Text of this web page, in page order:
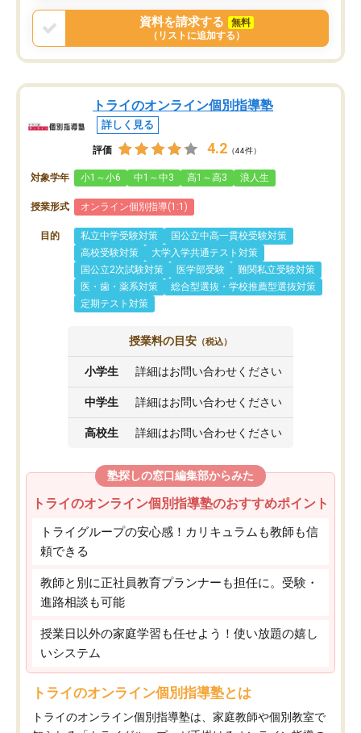
資料を請求する
無料
（リストに追加する）
トライのオンライン個別指導塾
詳しく見る
評価 4.2 （44件）
対象学年 小1～小6 中1～中3 高1～高3 浪人生
授業形式 オンライン個別指導(1:1)
目的 私立中学受験対策
国公立中高一貫校受験対策
高校受験対策
大学入学共通テスト対策
国公立2次試験対策
医学部受験
難関私立受験対策
医・歯・薬系対策
総合型選抜・学校推薦型選抜対策
定期テスト対策
授業料の目安 （税込）
小学生 詳細はお問い合わせください
中学生 詳細はお問い合わせください
高校生 詳細はお問い合わせください
塾探しの窓口編集部からみた
トライのオンライン個別指導塾のおすすめポイント
トライグループの安心感！カリキュラムも教師も信
頼できる
教師と別に正社員教育プランナーも担任に。受験・
進路相談も可能
授業日以外の家庭学習も任せよう！使い放題の嬉し
いシステム
トライのオンライン個別指導塾とは
トライのオンライン個別指導塾は、家庭教師や個別教室で